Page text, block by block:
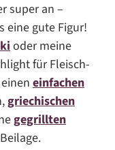
super an –
eine gute Figur!
oder meine
für Fleisch-
einfachen
griechischen
gegrillten